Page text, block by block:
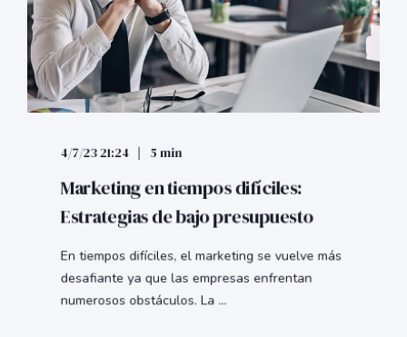
4/7/23 21:24 5 min
Marketing en tiempos difíciles:
Estrategias de bajo presupuesto
En tiempos difíciles, el marketing se vuelve más
desafiante ya que las empresas enfrentan
numerosos obstáculos. La ...